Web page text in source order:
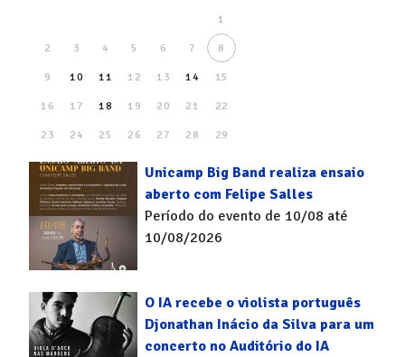
1
2 3 4 5 6 7 8
9 10 11 12 13 14 15
16 17 18 19 20 21 22
23 24 25 26 27 28 29
30 31
Unicamp Big Band realiza ensaio
aberto com Felipe Salles
Período do evento de 10/08 até
10/08/2026
O IA recebe o violista português
Djonathan Inácio da Silva para um
concerto no Auditório do IA